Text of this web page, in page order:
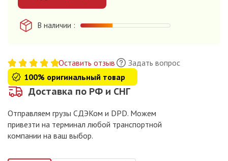
В наличии
Оставить отзыв
Задать вопрос
100% оригинальный товар
Доставка по РФ и СНГ
Отправляем грузы СДЭКом и DPD. Можем
привезти на терминал любой транспортной
компании на ваш выбор.